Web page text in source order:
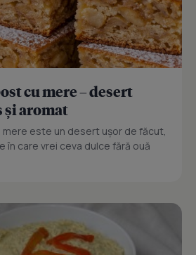
cu mere – desert
și aromat
este un desert ușor de făcut,
care vrei ceva dulce fără ouă